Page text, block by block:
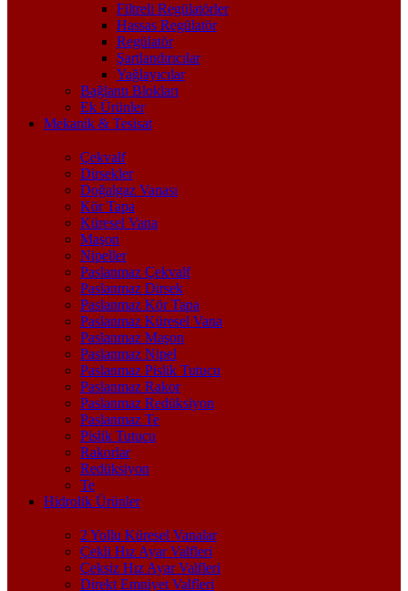
Filtreli Regülatörler
Hassas Regülatör
Regülatör
Şartlandırıcılar
Yağlayıcılar
Bağlantı Blokları
Ek Ürünler
Mekanik & Tesisat
Çekvalf
Dirsekler
Doğalgaz Vanası
Kör Tapa
Küresel Vana
Maşon
Nipeller
Paslanmaz Çekvalf
Paslanmaz Dirsek
Paslanmaz Kör Tapa
Paslanmaz Küresel Vana
Paslanmaz Maşon
Paslanmaz Nipel
Paslanmaz Pislik Tutucu
Paslanmaz Rakor
Paslanmaz Redüksiyon
Paslanmaz Te
Pislik Tutucu
Rakorlar
Redüksiyon
Te
Hidrolik Ürünler
2 Yollu Küresel Vanalar
Çekli Hız Ayar Valfleri
Çeksiz Hız Ayar Valfleri
Direkt Emniyet Valfleri